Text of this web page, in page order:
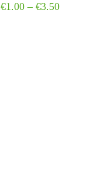
€1.00 – €3.50